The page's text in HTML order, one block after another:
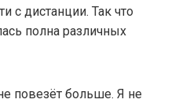
с дистанции. Так что
полна различных
повезёт больше. Я не